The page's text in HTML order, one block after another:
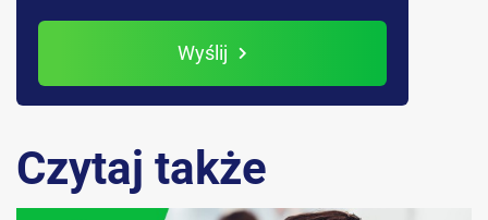
Wyślij
Czytaj także